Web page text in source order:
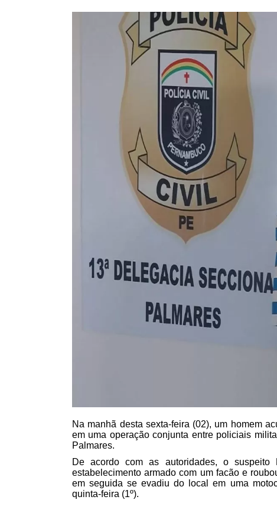
Na manhã desta sexta-feira (02), um homem
em uma operação conjunta entre policiais
Palmares.
De acordo com as autoridades, o
estabelecimento armado com um facão e
em seguida se evadiu do local em uma
quinta-feira (1º).